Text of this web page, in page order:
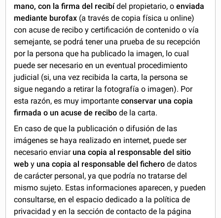
mano, con la firma del recibídel propietario, oenviada
mediante burofax (a través de copia física u online)
con acuse de recibo y certificación de contenido o vía
semejante, se podrá tener una prueba de su recepción
por la persona que ha publicado la imagen, lo cual
puede ser necesario en un eventual procedimiento
judicial (si, una vez recibida la carta, la persona se
sigue negando a retirar la fotografía o imagen). Por
esta razón, es muy importanteconservar una copia
firmada o un acuse de recibo de la carta.
En caso de que la publicación o difusión de las
imágenes se haya realizado en internet, puede ser
necesario enviar una copia al responsable del sitio
web y una copia al responsable del fichero de datos
de carácter personal, ya que podría no tratarse del
mismo sujeto. Estas informaciones aparecen, y pueden
consultarse, en el espacio dedicado a la política de
privacidad y en la sección de contacto de la página